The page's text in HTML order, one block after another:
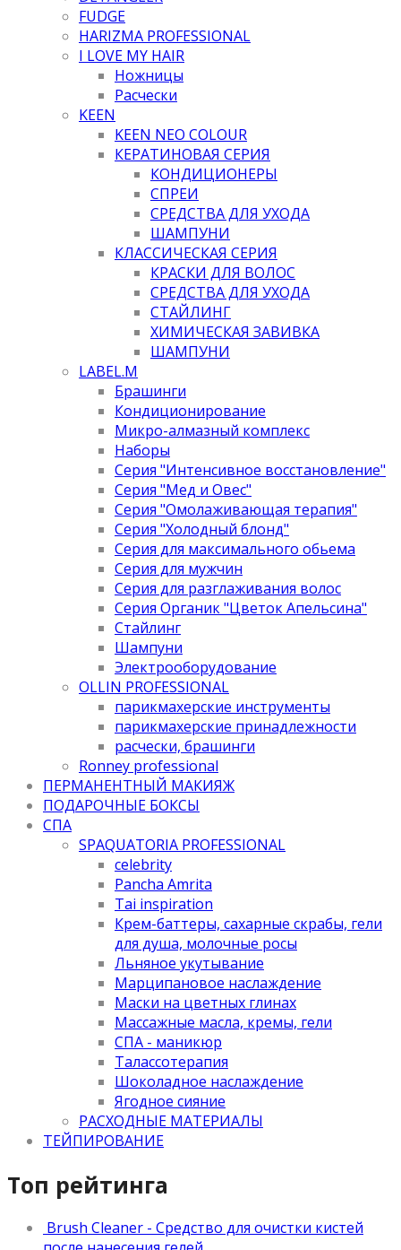
FUDGE
HARIZMA PROFESSIONAL
I LOVE MY HAIR
Ножницы
Расчески
KEEN
KEEN NEO COLOUR
КЕРАТИНОВАЯ СЕРИЯ
КОНДИЦИОНЕРЫ
СПРЕИ
СРЕДСТВА ДЛЯ УХОДА
ШАМПУНИ
КЛАССИЧЕСКАЯ СЕРИЯ
КРАСКИ ДЛЯ ВОЛОС
СРЕДСТВА ДЛЯ УХОДА
СТАЙЛИНГ
ХИМИЧЕСКАЯ ЗАВИВКА
ШАМПУНИ
LABEL.M
Брашинги
Кондиционирование
Микро-алмазный комплекс
Наборы
Серия "Интенсивное восстановление"
Серия "Мед и Овес"
Серия "Омолаживающая терапия"
Серия "Холодный блонд"
Серия для максимального обьема
Серия для мужчин
Серия для разглаживания волос
Серия Органик "Цветок Апельсина"
Стайлинг
Шампуни
Электрооборудование
OLLIN PROFESSIONAL
парикмахерские инструменты
парикмахерские принадлежности
расчески, брашинги
Ronney professional
ПЕРМАНЕНТНЫЙ МАКИЯЖ
ПОДАРОЧНЫЕ БОКСЫ
СПА
SPAQUATORIA PROFESSIONAL
celebrity
Pancha Amrita
Tai inspiration
Крем-баттеры, сахарные скрабы, гели
для душа, молочные росы
Льняное укутывание
Марципановое наслаждение
Маски на цветных глинах
Массажные масла, кремы, гели
СПА - маникюр
Талассотерапия
Шоколадное наслаждение
Ягодное сияние
РАСХОДНЫЕ МАТЕРИАЛЫ
ТЕЙПИРОВАНИЕ
Топ рейтинга
Brush Cleaner - Средство для очистки кистей